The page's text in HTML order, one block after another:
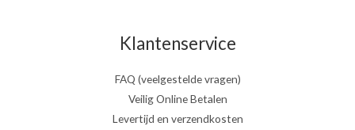
Klantenservice
FAQ (veelgestelde vragen)
Veilig Online Betalen
Levertijd en verzendkosten